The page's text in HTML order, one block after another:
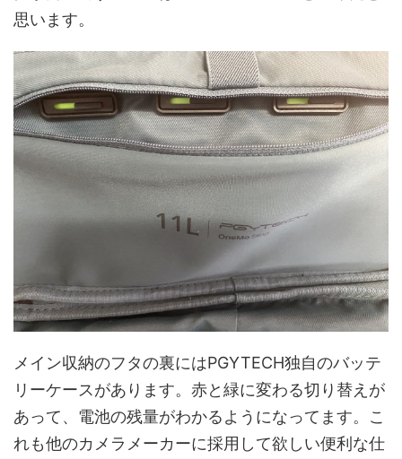
思います。
メイン収納のフタの裏にはPGYTECH独自のバッテ
リーケースがあります。赤と緑に変わる切り替えが
あって、電池の残量がわかるようになってます。こ
れも他のカメラメーカーに採用して欲しい便利な仕